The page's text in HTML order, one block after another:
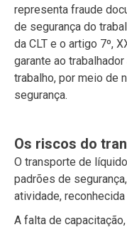
representa fraude
de segurança do
da CLT e o artigo 7º,
garante ao
trabalho, por meio de
segurança.
Os riscos do
O transporte de
padrões de
atividade,
A falta de